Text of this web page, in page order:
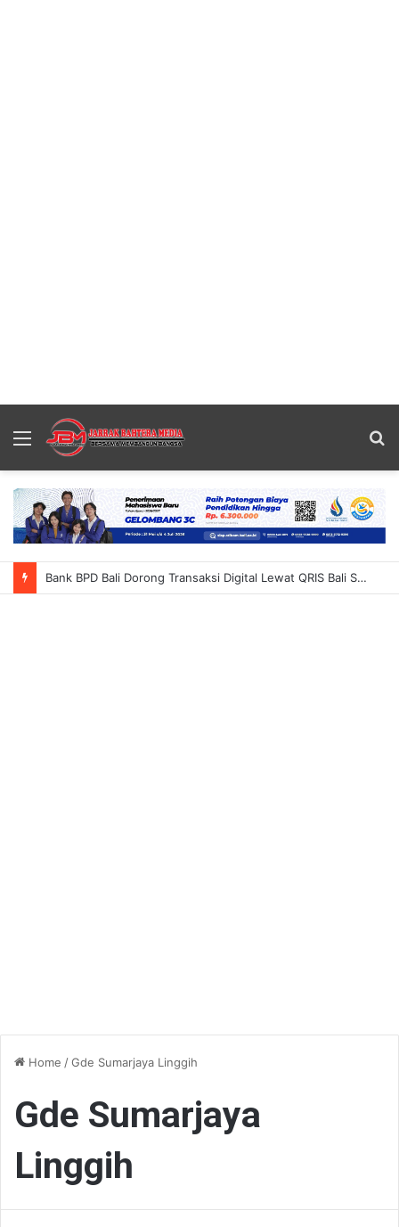
Menu
Bank BPD Bali Dorong Transaksi Digital Lewat QRIS Bali Summer Run 2026 Ajak Masyarakat Nikmati Inovasi QRIS TAP Dan Cross-Border
Home /Gde Sumarjaya Linggih
Gde Sumarjaya
Linggih